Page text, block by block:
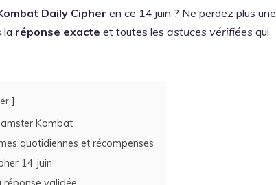
Daily Cipher en ce 14 juin ? Ne perdez plus une
la réponse exacte et toutes les astuces vérifiées qui
Kombat
quotidiennes et récompenses
14 juin